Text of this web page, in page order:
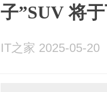
子”SUV 将
IT之家 2025-05-20